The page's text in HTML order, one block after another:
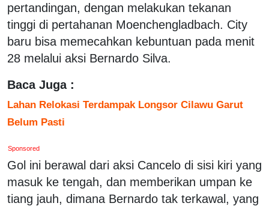
pertandingan, dengan melakukan tekanan
tinggi di pertahanan Moenchengladbach. City
baru bisa memecahkan kebuntuan pada menit
28 melalui aksi Bernardo Silva.
Baca Juga :
Lahan Relokasi Terdampak Longsor Cilawu Garut
Belum Pasti
Sponsored
Gol ini berawal dari aksi Cancelo di sisi kiri yang
masuk ke tengah, dan memberikan umpan ke
tiang jauh, dimana Bernardo tak terkawal, yang